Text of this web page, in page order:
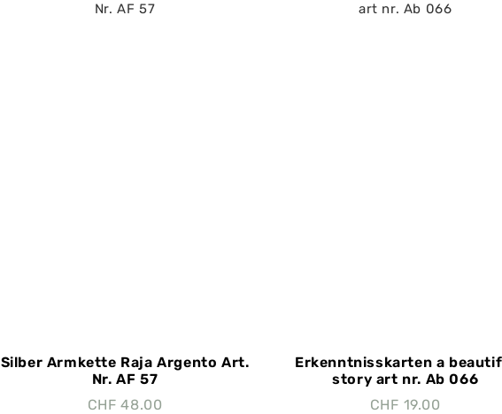
Silber Armkette Raja Argento Art.
Nr. AF 57
CHF 48.00
Erkenntnisskarten a
story art nr. Ab 066
CHF 19.00